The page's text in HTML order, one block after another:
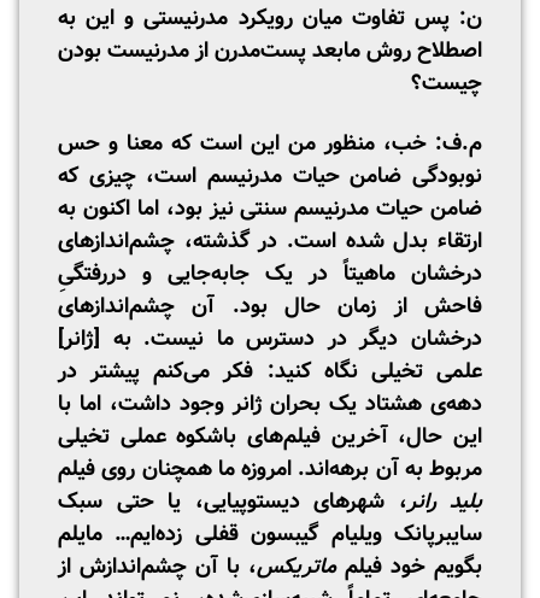
ن: پس تفاوت میان رویکرد مدرنیستی و این به
اصطلاح روش مابعد پست‌مدرن از مدرنیست بودن
چیست؟
م.ف: خب، منظور من این است که معنا و حس
نوبودگی ضامن حیات مدرنیسم است، چیزی که
ضامن حیات مدرنیسم سنتی نیز بود، اما اکنون به
ارتقاء بدل شده است. در گذشته، چشم‌اندازهای
درخشان ماهیتاً در یک جابه‌جایی و دررفتگیِ
فاحش از زمان حال بود. آن چشم‌اندازهای
درخشان دیگر در دسترس ما نیست. به [ژانر]
علمی تخیلی نگاه کنید: فکر می‌کنم پیشتر در
دهه‌ی هشتاد یک بحران ژانر وجود داشت، اما با
این حال، آخرین فیلم‌های باشکوه عملی تخیلی
مربوط به آن برهه‌اند. امروزه ما همچنان روی فیلم
بلید رانر، شهرهای دیستوپیایی، یا حتی سبک
سایبرپانک ویلیام گیبسون قفلی زده‌ایم… مایلم
بگویم خود فیلمماتریکس، با آن چشم‌اندازش از